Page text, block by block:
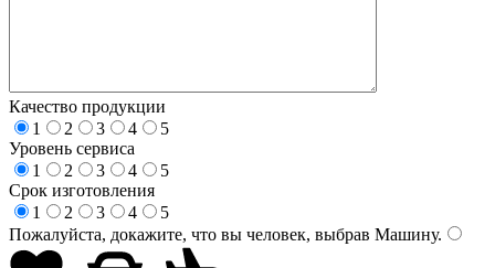
Качество продукции
1
2 3 4
5
Уровень сервиса
1
2 3 4
5
Срок изготовления
1
2 3 4
5
Пожалуйста, докажите, что вы человек, выбрав Машину.